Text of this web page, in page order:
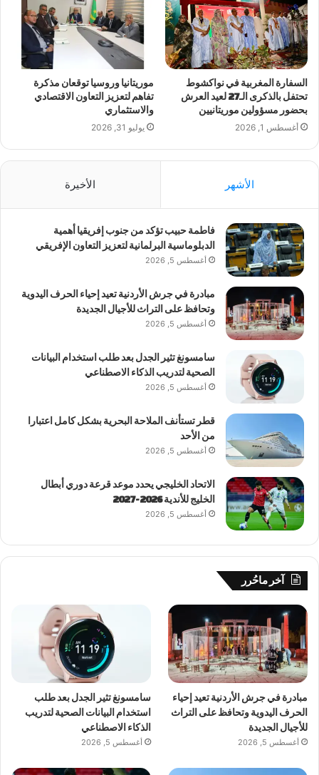
السفارة المغربية في نواكشوط
تحتفل بالذكرى الـ27 لعيد العرش
بحضور مسؤولين موريتانيين
أغسطس 1, 2026
موريتانيا وروسيا توقعان مذكرة
تفاهم لتعزيز التعاون الاقتصادي
والاستثماري
يوليو 31, 2026
الأشهر الأخيرة
فاطمة حبيب تؤكد من جنوب إفريقيا أهمية
الدبلوماسية البرلمانية لتعزيز التعاون الإفريقي
أغسطس 5, 2026
مبادرة في جرش الأردنية تعيد إحياء الحرف اليدوية
وتحافظ على التراث للأجيال الجديدة
أغسطس 5, 2026
سامسونغ تثير الجدل بعد طلب استخدام البيانات
الصحية لتدريب الذكاء الاصطناعي
أغسطس 5, 2026
قطر تستأنف الملاحة البحرية بشكل كامل اعتبارا
من الأحد
أغسطس 5, 2026
الاتحاد الخليجي يحدد موعد قرعة دوري أبطال
الخليج للأندية 2026-2027
أغسطس 5, 2026
آخر ماحُرر
مبادرة في جرش الأردنية تعيد إحياء
الحرف اليدوية وتحافظ على التراث
للأجيال الجديدة
أغسطس 5, 2026
سامسونغ تثير الجدل بعد طلب
استخدام البيانات الصحية لتدريب
الذكاء الاصطناعي
أغسطس 5, 2026